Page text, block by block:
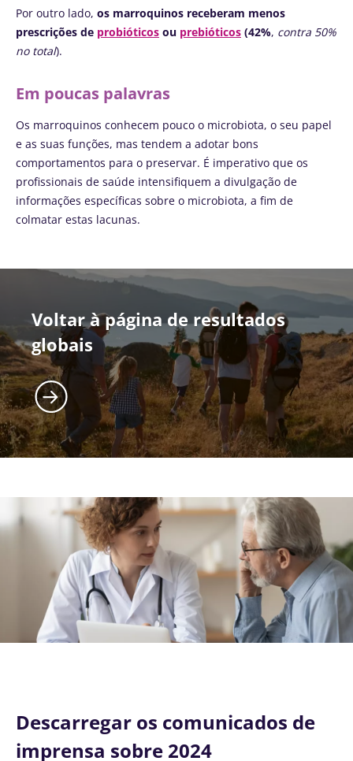
Por outro lado, os marroquinos receberam menos
prescrições de probióticos ou prebióticos (42%, contra 50%
no total).
Em poucas palavras
Os marroquinos conhecem pouco o microbiota, o seu papel
e as suas funções, mas tendem a adotar bons
comportamentos para o preservar. É imperativo que os
profissionais de saúde intensifiquem a divulgação de
informações específicas sobre o microbiota, a fim de
colmatar estas lacunas.
Voltar à página de resultados
globais
Descarregar os comunicados de
imprensa sobre 2024
naturalmente
rico em
microrganismos
vivos, o kefir
Descubra mais
queijo
fresco ou
skyr? Estes
excelentes
para a...
Descubra
mais
explorar